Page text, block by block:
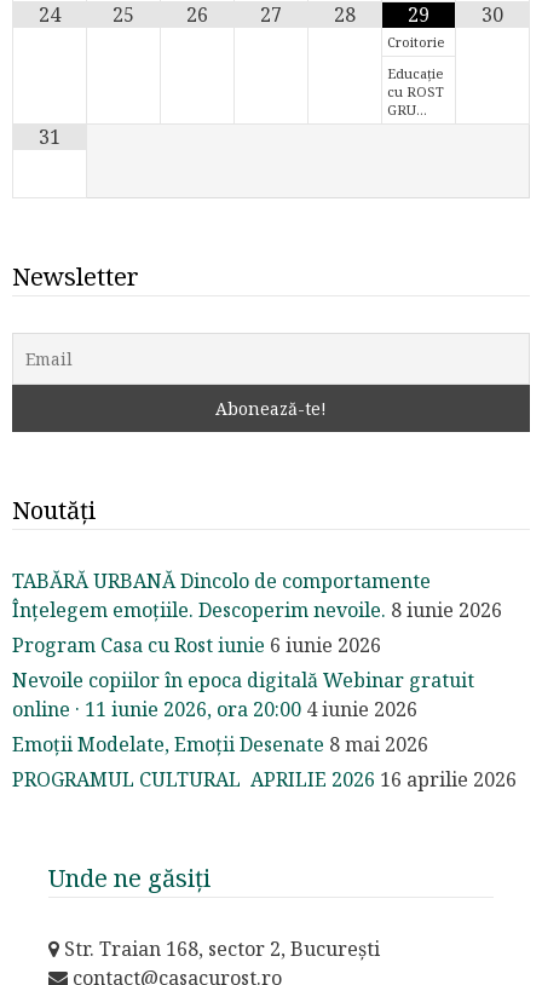
24 25 26 27 28 29
Croitorie
Educație
cu ROST
GRU…
30
31
Newsletter
Noutăți
TABĂRĂ URBANĂ Dincolo de comportamente
Înțelegem emoțiile. Descoperim nevoile. 8 iunie 2026
Program Casa cu Rost iunie 6 iunie 2026
Nevoile copiilor în epoca digitală Webinar gratuit
online · 11 iunie 2026, ora 20:00 4 iunie 2026
Emoții Modelate, Emoții Desenate 8 mai 2026
PROGRAMUL CULTURAL APRILIE 2026 16 aprilie 2026
Unde ne găsiți
Str. Traian 168, sector 2, București
contact@casacurost.ro